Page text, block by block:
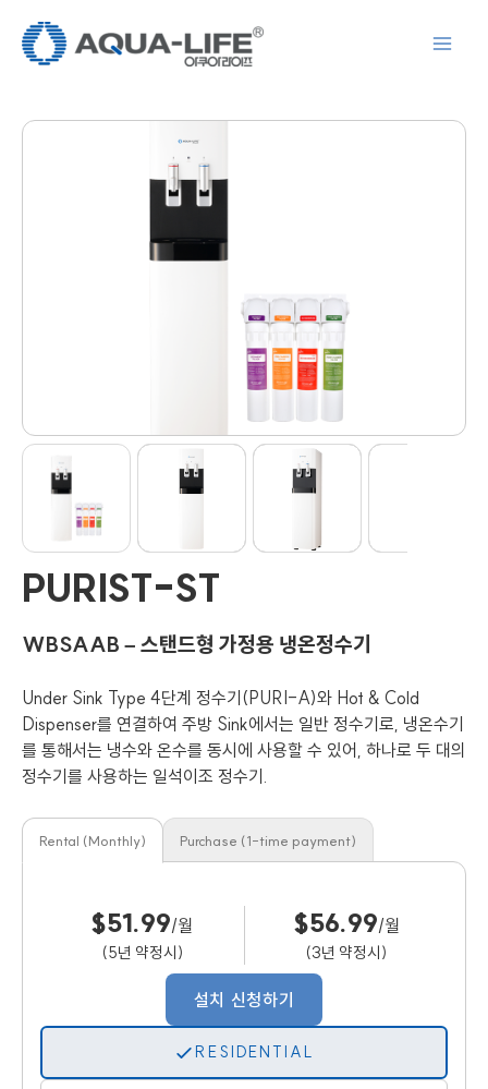
PURIST-ST
WBSAAB – 스탠드형 가정용 냉온정수기
Under Sink Type 4단계 정수기(PURI-A)와 Hot & Cold
Dispenser를 연결하여 주방 Sink에서는 일반 정수기로, 냉온수기
를 통해서는 냉수와 온수를 동시에 사용할 수 있어, 하나로 두 대의
정수기를 사용하는 일석이조 정수기.
Rental (Monthly) Purchase (1-time payment)
$51.99/월
(5년 약정시)
$56.99/월
(3년 약정시)
설치 신청하기
RESIDENTIAL